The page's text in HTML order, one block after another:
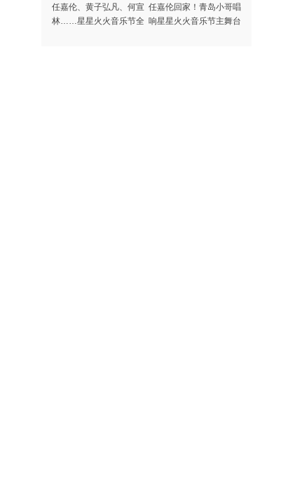
任嘉伦、黄子弘凡、何宣
林……星星火火音乐节全
任嘉伦回家！青岛小哥唱
响星星火火音乐节主舞台